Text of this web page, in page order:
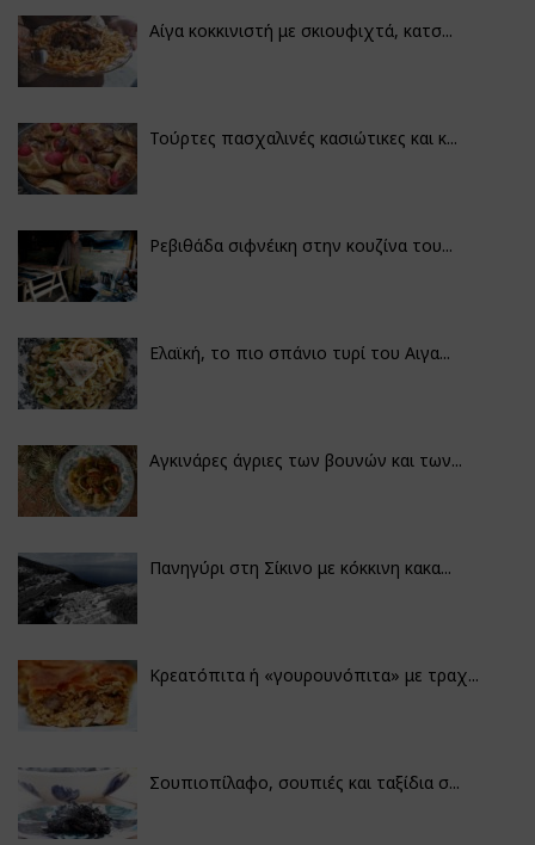
Αίγα κοκκινιστή με σκιουφιχτά, κατσ...
Τούρτες πασχαλινές κασιώτικες και κ...
Ρεβιθάδα σιφνέικη στην κουζίνα του...
Ελαϊκή, το πιο σπάνιο τυρί του Αιγα...
Αγκινάρες άγριες των βουνών και των...
Πανηγύρι στη Σίκινο με κόκκινη κακα...
Κρεατόπιτα ή «γουρουνόπιτα» με τραχ...
Σουπιοπίλαφο, σουπιές και ταξίδια σ...